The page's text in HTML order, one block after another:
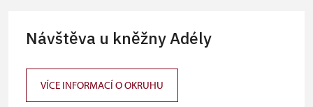
ČR *
Průkaz ICOMOS *
Celoroční volné vstupenky vydané
Návštěva u kněžny Adély
VÍCE INFORMACÍ O OKRUHU